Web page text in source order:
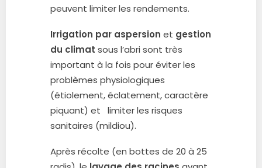
peuvent limiter les rendements.
Irrigation par aspersion et gestion
du climat sous l’abri sont très
important à la fois pour éviter les
problèmes physiologiques
(étiolement, éclatement, caractère
piquant) et limiter les risques
sanitaires (mildiou).
Après récolte (en bottes de 20 à 25